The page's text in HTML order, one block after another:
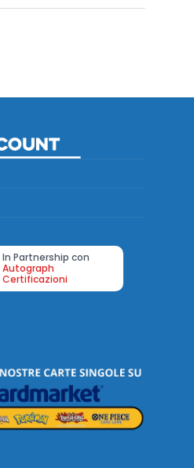
In Partnership con
Autograph
Certificazioni